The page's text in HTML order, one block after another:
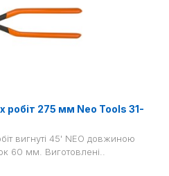
робіт 275 мм Neo Tools 31-
вигнуті 45' NEO довжиною
60 мм. Виготовлені..